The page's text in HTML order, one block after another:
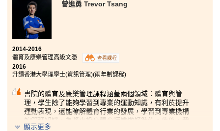
業知識，對就業也有很大幫助。過去兩年所學到的知
識，將助我適應大學生活，也有助未來的工作。
曾進勇 Trevor Tsang
2014-2016
體育及康樂管理高級文憑
查看課程
2016
升讀香港大學理學士(資訊管理)(兩年制課程)
書院的體育及康樂管理課程涵蓋兩個領域：體育與管
理，學生除了能夠學習到專業的運動知識，有利於提升
運動表現，還能瞭解體育行業的發展，學習到專業機構
的管理知識，為將來投身體育行業做好準備。此外，我
是書院的學生大使，以及港大足球隊的成員，這些課堂
顯示更多